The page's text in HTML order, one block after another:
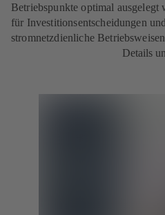
Betriebspunkte optimal
für Investitionsentscheidungen
stromnetzdienliche
Details